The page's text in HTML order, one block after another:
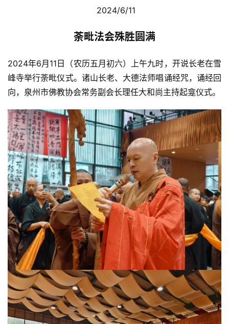
2024/6/11
荼毗法会殊胜圆满
2024年6月11日（农历五月初六）上午九时，开说长老在雪
峰寺举行荼毗仪式。诸山长老、大德法师唱诵经咒，诵经回
向，泉州市佛教协会常务副会长理任大和尚主持起龛仪式。